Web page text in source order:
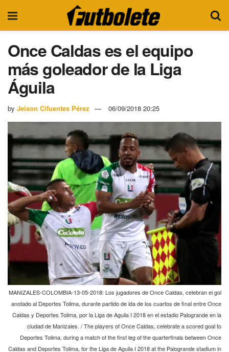
Once Caldas es el equipo
más goleador de la Liga
Águila
by Jeison Cifuentes Pérez 06/09/2018 20:25
MANIZALES-COLOMBIA-13-05-2018: Los jugadores de Once Caldas, celebran el gol
anotado al Deportes Tolima, durante partido de ida de los cuartos de final entre Once
Caldas y Deportes Tolima, por la Liga de Aguila I 2018 en el estadio Palogrande en la
ciudad de Manizales. / The players of Once Caldas, celebrate a scored goal to
Deportes Tolima, during a match of the first leg of the quarterfinals between Once
Caldas and Deportes Tolima, for the Liga de Aguila I 2018 at the Palogrande stadium in